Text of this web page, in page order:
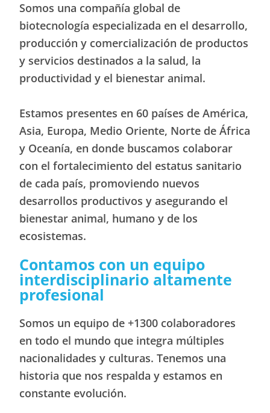
Somos una compañía global de
biotecnología especializada en el desarrollo,
producción y comercialización de productos
y servicios destinados a la salud, la
productividad y el bienestar animal.
Estamos presentes en 60 países de América,
Asia, Europa, Medio Oriente, Norte de África
y Oceanía, en donde buscamos colaborar
con el fortalecimiento del estatus sanitario
de cada país, promoviendo nuevos
desarrollos productivos y asegurando el
bienestar animal, humano y de los
ecosistemas.
Contamos con un equipo
interdisciplinario altamente
profesional
Somos un equipo de +1300 colaboradores
en todo el mundo que integra múltiples
nacionalidades y culturas. Tenemos una
historia que nos respalda y estamos en
constante evolución.